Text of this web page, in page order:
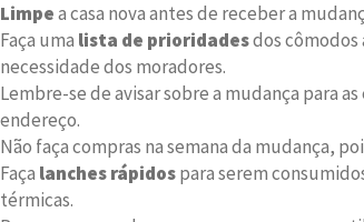
Limpea casa nova antes de receber a
Faça uma lista de prioridadesdos cômodos
necessidade dos moradores.
Lembre-se de avisar sobre a mudança para
endereço.
Não faça compras na semana da mudança,
Faça lanches rápidospara serem
térmicas.